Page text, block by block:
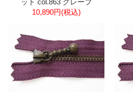
10,890円(税込)